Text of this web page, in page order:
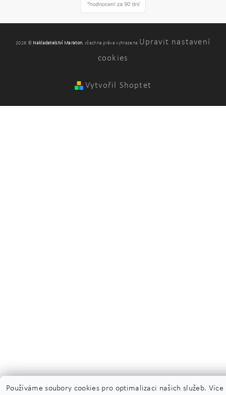
2026 © Nakladatelství Maraton, všechna práva vyhrazena Upravit nastavení
cookies
Vytvořil Shoptet
Používáme soubory cookies pro optimalizaci našich služeb.